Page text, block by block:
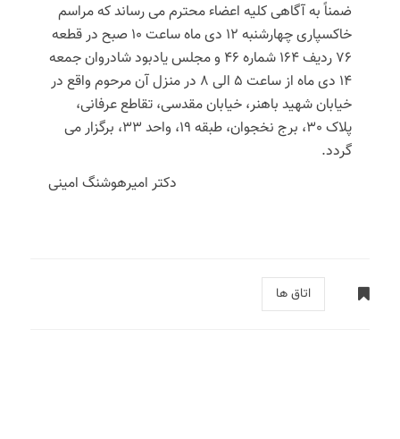
ضمناً به آگاهی کلیه اعضاء محترم می رساند که مراسم
خاکسپاری چهارشنبه 12 دی ماه ساعت 10 صبح در قطعه
76 ردیف 164 شماره 46 و مجلس یادبود شادروان جمعه
14 دی ماه از ساعت 5 الی 8 در منزل آن مرحوم واقع در
خیابان شهید باهنر، خیابان مقدسی، تقاطع عرفانی،
پلاک 30، برج نخجوان، طبقه 19، واحد 33، برگزار می
گردد.
دکتر امیرهوشنگ امینی
اتاق ها